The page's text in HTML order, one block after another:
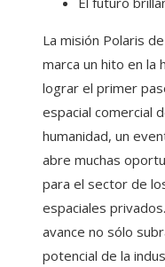
La misión Polaris
marca un hito en la
lograr el primer
espacial comercial
humanidad, un
abre muchas
para el sector de
espaciales
avance no sólo
potencial de la